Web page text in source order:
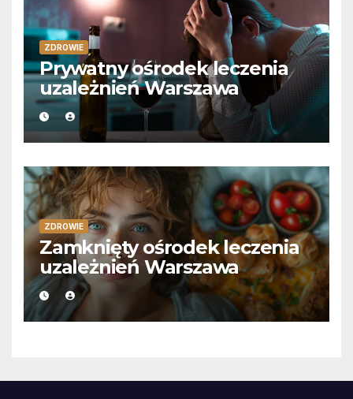
ZDROWIE
Prywatny ośrodek leczenia
uzależnień Warszawa
ZDROWIE
Zamknięty ośrodek leczenia
uzależnień Warszawa